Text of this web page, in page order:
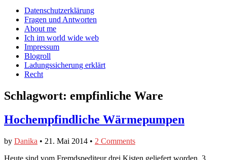
Facebook
anzeigen
Twitter
anzeigen
auf
Instagram
anzeigen
Main
menu
Skip
content
Datenschutzerklärung
Fragen und Antworten
About me
Ich im world wide web
Impressum
Blogroll
Ladungssicherung erklärt
Recht
Schlagwort: empfinliche Ware
Hochempfindliche Wärmepumpen
by Danika • 21. Mai 2014 • 2 Comments
Heute sind vom Fremdspediteur drei Kisten geliefert worden. 3